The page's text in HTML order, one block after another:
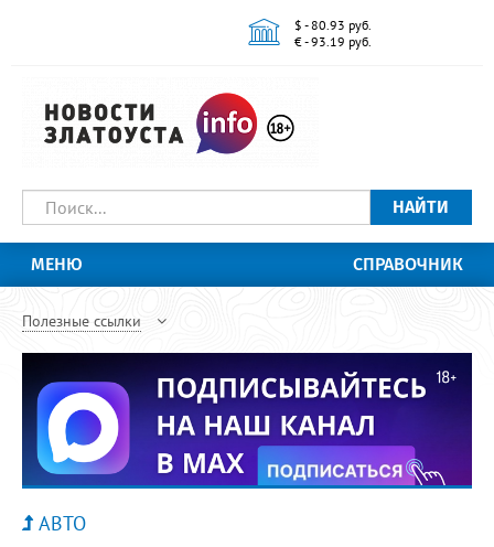
$ - 80.93 руб.
€ - 93.19 руб.
НАЙТИ
МЕНЮ СПРАВОЧНИК
Полезные ссылки
АВТО